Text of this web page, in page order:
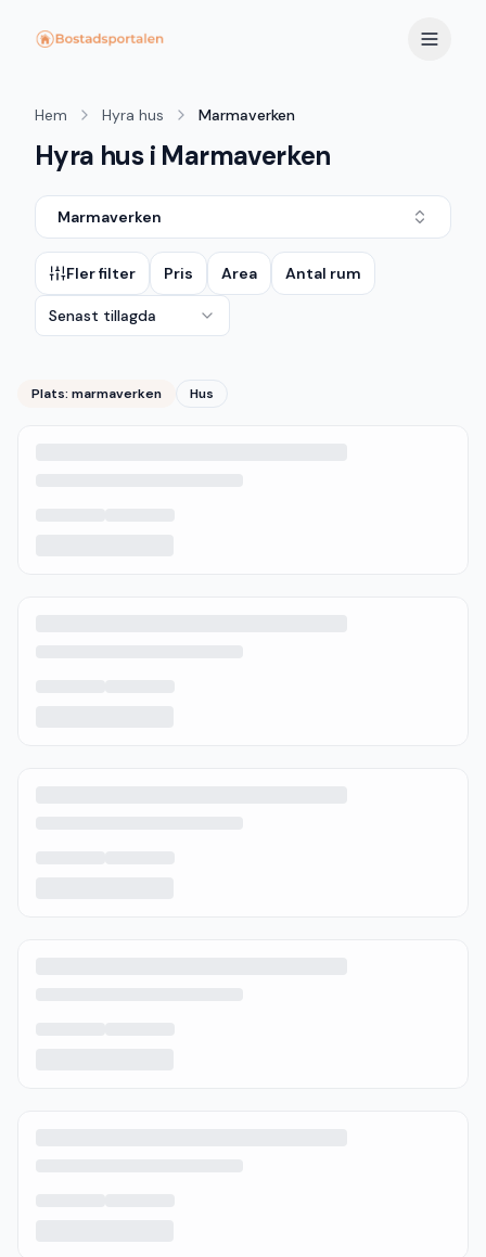
Hem Hyra hus Marmaverken
Hyra hus i Marmaverken
Marmaverken
Fler filter Pris Area Antal rum
Senast tillagda
Plats: marmaverken Hus